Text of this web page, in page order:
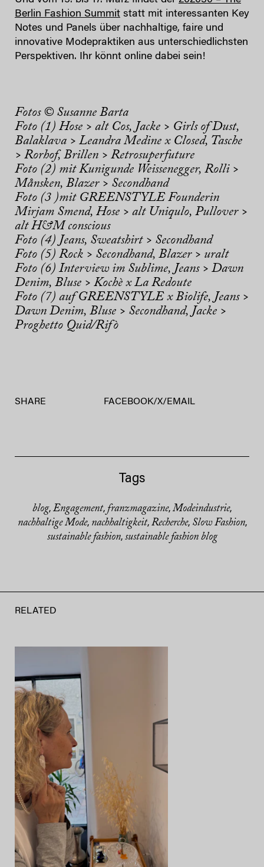
Berlin Fashion Summit statt mit interessanten Key
Notes und Panels über nachhaltige, faire und
innovative Modepraktiken aus unterschiedlichsten
Perspektiven. Ihr könnt online dabei sein!
Fotos © Susanne Barta
Foto (1) Hose > alt Cos, Jacke > Girls of Dust,
Balaklava > Leandra Medine x Closed, Tasche
> Rorhof, Brillen > Retrosuperfuture
Foto (2) mit Kunigunde Weissenegger, Rolli >
Månsken, Blazer > Secondhand
Foto (3 )mit GREENSTYLE Founderin
Mirjam Smend, Hose > alt Uniqulo, Pullover >
alt H&M conscious
Foto (4) Jeans, Sweatshirt > Secondhand
Foto (5) Rock > Secondhand, Blazer > uralt
Foto (6) Interview im Sublime, Jeans > Dawn
Denim, Bluse > Kochè x La Redoute
Foto (7) auf GREENSTYLE x Biolife, Jeans >
Dawn Denim, Bluse > Secondhand, Jacke >
Proghetto Quid/Rifò
SHARE FACEBOOK/X/ EMAIL
Tags
blog, Engagement, franzmagazine, Modeindustrie,
nachhaltige Mode, nachhaltigkeit, Recherche, Slow Fashion,
sustainable fashion, sustainable fashion blog
RELATED